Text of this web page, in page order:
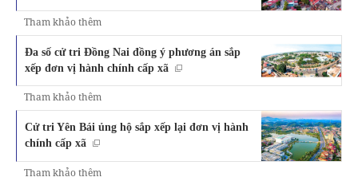
Tham khảo thêm
Đa số cử tri Đồng Nai đồng ý phương án sắp
xếp đơn vị hành chính cấp xã
Tham khảo thêm
Cử tri Yên Bái ủng hộ sắp xếp lại đơn vị hành
chính cấp xã
Tham khảo thêm